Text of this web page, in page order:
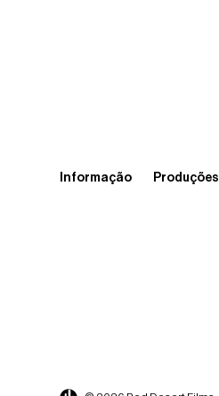
Informação Produções